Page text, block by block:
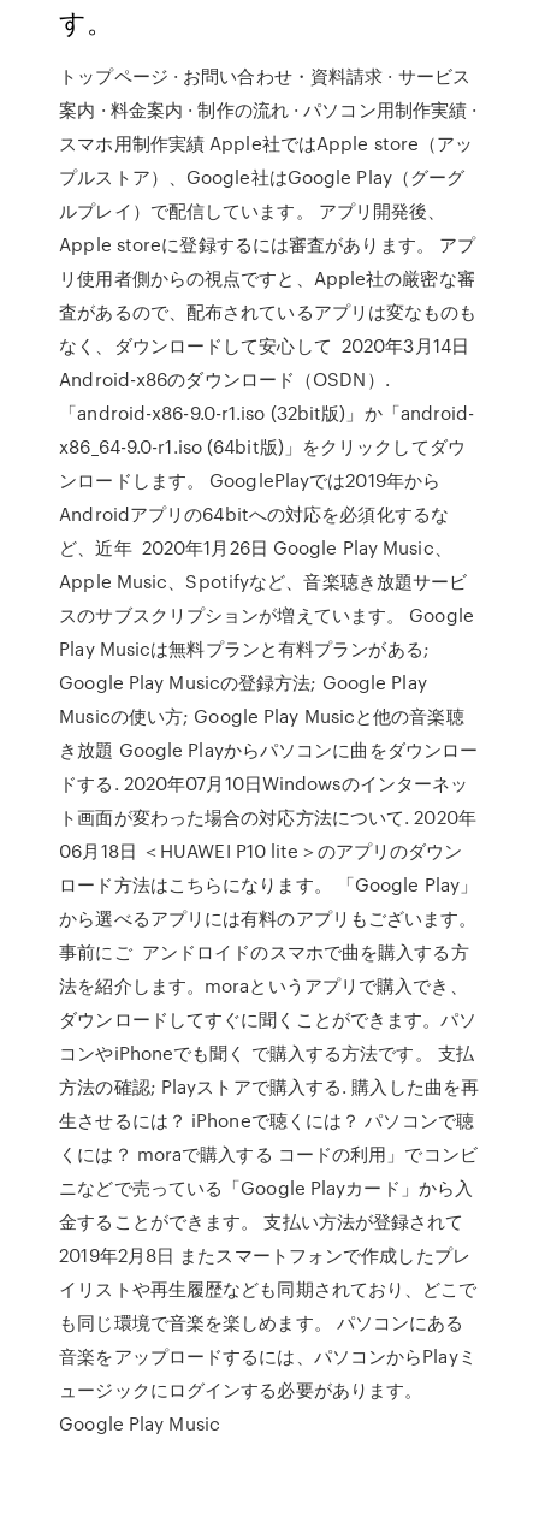
す。
トップページ · お問い合わせ・資料請求 · サービス
案内 · 料金案内 · 制作の流れ · パソコン用制作実績 ·
スマホ用制作実績 Apple社ではApple store（アッ
プルストア）、Google社はGoogle Play（グーグ
ルプレイ）で配信しています。 アプリ開発後、
Apple storeに登録するには審査があります。 アプ
リ使用者側からの視点ですと、Apple社の厳密な審
査があるので、配布されているアプリは変なものも
なく、ダウンロードして安心して 2020年3月14日
Android-x86のダウンロード（OSDN）.
「android-x86-9.0-r1.iso (32bit版)」か「android-
x86_64-9.0-r1.iso (64bit版)」をクリックしてダウ
ンロードします。 GooglePlayでは2019年から
Androidアプリの64bitへの対応を必須化するな
ど、近年 2020年1月26日 Google Play Music、
Apple Music、Spotifyなど、音楽聴き放題サービ
スのサブスクリプションが増えています。 Google
Play Musicは無料プランと有料プランがある;
Google Play Musicの登録方法; Google Play
Musicの使い方; Google Play Musicと他の音楽聴
き放題 Google Playからパソコンに曲をダウンロー
ドする. 2020年07月10日Windowsのインターネッ
ト画面が変わった場合の対応方法について. 2020年
06月18日 ＜HUAWEI P10 lite＞のアプリのダウン
ロード方法はこちらになります。 「Google Play」
から選べるアプリには有料のアプリもございます。
事前にご アンドロイドのスマホで曲を購入する方
法を紹介します。moraというアプリで購入でき、
ダウンロードしてすぐに聞くことができます。パソ
コンやiPhoneでも聞く で購入する方法です。 支払
方法の確認; Playストアで購入する. 購入した曲を再
生させるには？ iPhoneで聴くには？ パソコンで聴
くには？ moraで購入する コードの利用」でコンビ
ニなどで売っている「Google Playカード」から入
金することができます。 支払い方法が登録されて
2019年2月8日 またスマートフォンで作成したプレ
イリストや再生履歴なども同期されており、どこで
も同じ環境で音楽を楽しめます。 パソコンにある
音楽をアップロードするには、パソコンからPlayミ
ュージックにログインする必要があります。
Google Play Music